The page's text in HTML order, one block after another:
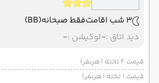
3 شب اقامت فقط صبحانه(BB)
دید اتاق :-لوکیشن :-
قیمت 2 تخته (هرنفر)
قیمت 1 تخته (هرنفر)